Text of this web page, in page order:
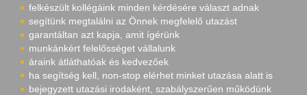
felkészült kollégáink minden kérdésére választ adnak
segítünk megtalálni az Önnek megfelelő utazást
garantáltan azt kapja, amit ígérünk
munkánkért felelősséget vállalunk
áraink átláthatóak és kedvezőek
ha segítség kell, non-stop elérhet minket utazása alatt is
bejegyzett utazási irodaként, szabályszerűen működünk